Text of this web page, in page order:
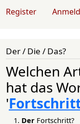
User account menu
Register
Der / Die / Das?
Welchen
hat das
'
Der Fortschritt?